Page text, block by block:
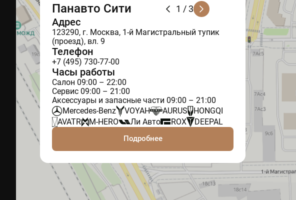
1 / 3
Панавто Сити
Адрес
123290, г. Москва, 1-й Магистральный тупик
(проезд), вл. 9
Телефон
+7 (495) 730-77-00
Часы работы
Салон 09:00 – 22:00
Сервис 09:00 – 21:00
Аксессуары и запасные части 09:00 – 21:00
Mercedes-Benz
VOYAH AURUS
HONGQI
AVATR
M-HERO Ли Авто ROX DEEPAL
Подробнее